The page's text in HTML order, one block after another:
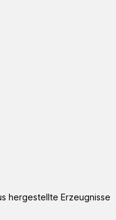
hergestellte Erzeugnisse